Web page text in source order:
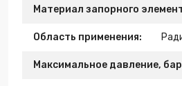
Материал запорного
Область применения:
Максимальное давление,